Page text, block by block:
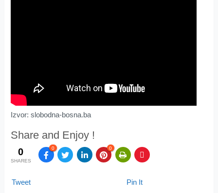
Izvor: slobodna-bosna.ba
Share and Enjoy !
0
SHARES
0 0
Tweet Pin It